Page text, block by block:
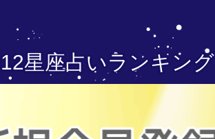
12星座占いランキング